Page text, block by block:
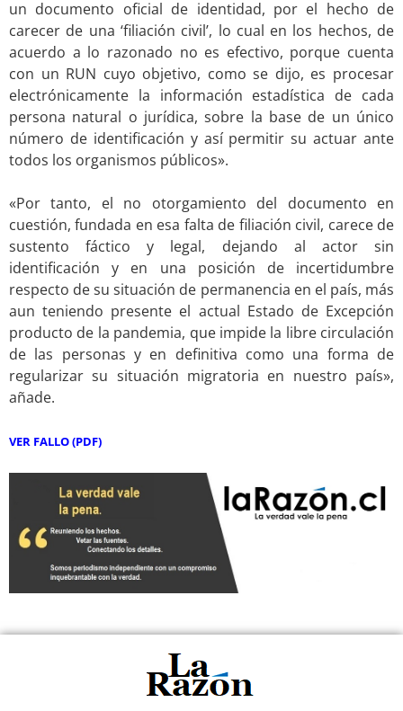
un documento oficial de identidad, por el hecho de
carecer de una ‘filiación civil’, lo cual en los hechos, de
acuerdo a lo razonado no es efectivo, porque cuenta
con un RUN cuyo objetivo, como se dijo, es procesar
electrónicamente la información estadística de cada
persona natural o jurídica, sobre la base de un único
número de identificación y así permitir su actuar ante
todos los organismos públicos».
«Por tanto, el no otorgamiento del documento en
cuestión, fundada en esa falta de filiación civil, carece de
sustento fáctico y legal, dejando al actor sin
identificación y en una posición de incertidumbre
respecto de su situación de permanencia en el país, más
aun teniendo presente el actual Estado de Excepción
producto de la pandemia, que impide la libre circulación
de las personas y en definitiva como una forma de
regularizar su situación migratoria en nuestro país»,
añade.
VER FALLO (PDF)